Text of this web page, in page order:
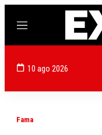
Menú
10 ago 2026
Fama